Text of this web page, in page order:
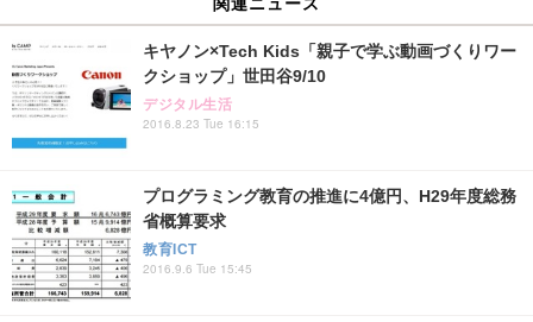
キヤノン×Tech Kids「親子で学ぶ動画づくりワー
クショップ」世田谷9/10
デジタル生活
2016.8.23 Tue 16:15
プログラミング教育の推進に4億円、H29年度総務
省概算要求
教育ICT
2016.9.6 Tue 15:45